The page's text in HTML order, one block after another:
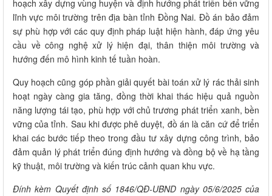
hoạch xây dựng vùng huyện và định hướng phát triển bền vững
lĩnh vực môi trường trên địa bàn tỉnh Đồng Nai. Đồ án bảo đảm
sự phù hợp với các quy định pháp luật hiện hành, đáp ứng yêu
cầu về công nghệ xử lý hiện đại, thân thiện môi trường và
hướng đến mô hình kinh tế tuần hoàn.
Quy hoạch cũng góp phần giải quyết bài toán xử lý rác thải sinh
hoạt ngày càng gia tăng, đồng thời khai thác hiệu quả nguồn
năng lượng tái tạo, phù hợp với chủ trương phát triển xanh, bền
vững của tỉnh. Sau khi được phê duyệt, đồ án là căn cứ để triển
khai các bước tiếp theo trong đầu tư xây dựng công trình, bảo
đảm quản lý phát triển đúng định hướng và đồng bộ về hạ tầng
kỹ thuật, môi trường và kiến trúc cảnh quan khu vực.
Đính kèm Quyết định số 1846/QĐ-UBND ngày 05/6/2025 của